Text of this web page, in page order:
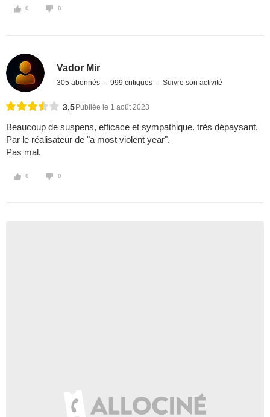
0 0
Vador Mir
305 abonnés 999 critiques Suivre son activité
3,5 Publiée le 1 août 2023
Beaucoup de suspens, efficace et sympathique. très dépaysant.
Par le réalisateur de "a most violent year".
Pas mal.
0 0